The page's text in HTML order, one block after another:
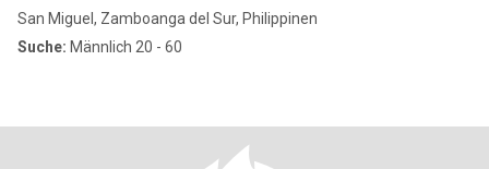
San Miguel, Zamboanga del Sur, Philippinen
Suche: Männlich 20 - 60